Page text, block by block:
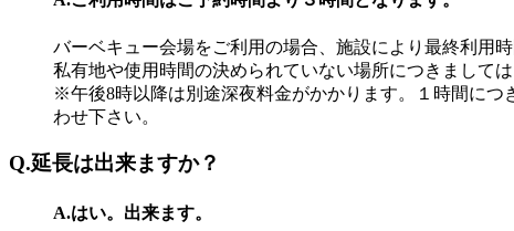
バーベキュー会場をご利用の場合、施設により最終利用
私有地や使用時間の決められていない場所につきまして
※午後8時以降は別途深夜料金がかかります。１時間に
わせ下さい。
Q.延長は出来ますか？
A.はい。出来ます。